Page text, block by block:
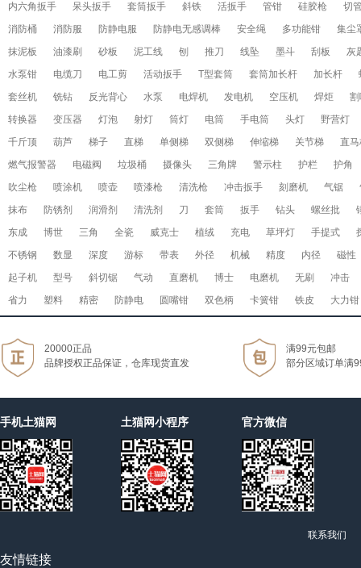
内六角扳手
呆头扳手 套筒扳手 斜铁 活扳手 管钳 硅胶枪
切
消防桶
消防服 防静电服 防静电无感调棒 安全绳 多功能钳
集尘
抹泥板
油漆刷 砂板 泥工线 刨 推刀 线坠 墨斗 刮板
灰
水泵钳
电缆刀 电工剪 活动扳手 T型套筒 套筒加长杆 加长杆
套丝机
铣钻 反光背心 水泵 电焊机 发电机 空压机 焊炬
转换器
变压器 灯泡 射灯 筒灯 电筒 手电筒 头灯
野营灯
千斤顶
葫芦 梯子 直梯 单侧梯 双侧梯 伸缩梯 关节梯
直
燃气报警器
电磁阀 垃圾桶 摄像头 三角牌 警示柱 护栏
护角
吹尘枪
喷涂机 喷壶 喷漆枪 清洗枪 冲击扳手 刻磨机 气锯
抹布
防锈剂 润滑剂 清洗剂 刀 套筒 扳手 钻头 螺丝批
东成
博世 三角 全瓷 威克士 植绒 充电 草坪灯 手提式
不锈钢
数显 深度 游标 带表 外径 机械 精度 内径
磁性
起子机
型号 斜切锯 气动 直磨机 博士 电磨机 无刷
冲击
省力
塑料 精密 防静电 圆嘴钳 双色柄 卡簧钳 铁皮 大力钳
20000正品
品牌授权正品保证，仓库现货直发
满99元包邮
部分区域订单满
手机土猫网 土猫网小程序 官方微信
联系我们
友情链接